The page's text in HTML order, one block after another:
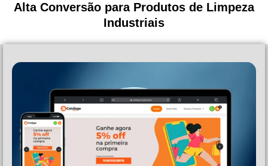
Alta Conversão para Produtos de Limpeza
Industriais